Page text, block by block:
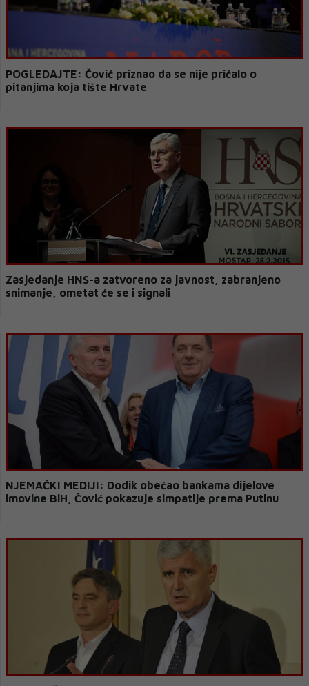
POGLEDAJTE: Čović priznao da se nije pričalo o
pitanjima koja tište Hrvate
Zasjedanje HNS-a zatvoreno za javnost, zabranjeno
snimanje, ometat će se i signali
NJEMAČKI MEDIJI: Dodik obećao bankama dijelove
imovine BiH, Čović pokazuje simpatije prema Putinu